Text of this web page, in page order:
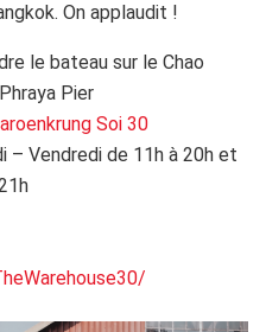
On applaudit !
le bateau sur le Chao
Pier
Soi 30
– Vendredi de 11h à 20h et